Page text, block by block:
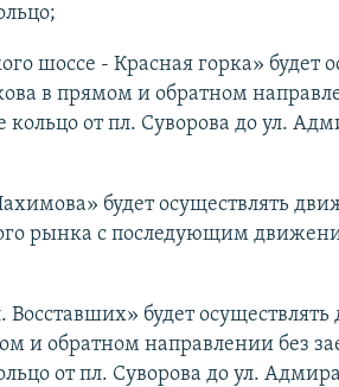
шоссе - Красная горка» будет
в прямом и обратном
кольцо от пл. Суворова до ул.
будет осуществлять
рынка с последующим
Восставших» будет
и обратном направлении без
от пл. Суворова до ул.